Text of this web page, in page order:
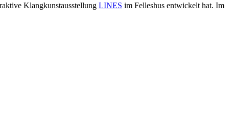
Klangkunstausstellung LINES im Felleshus entwickelt hat. Im